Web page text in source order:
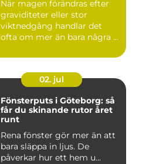
När magen förändras efter
graviditeter eller stor
viktnedgång handlar det
ofta om mer än bara några ...
02. jul
Fönsterputs i Göteborg: så
får du skinande rutor året
runt
Rena fönster gör mer än att
bara släppa in ljus. De
påverkar hur ett hem u...